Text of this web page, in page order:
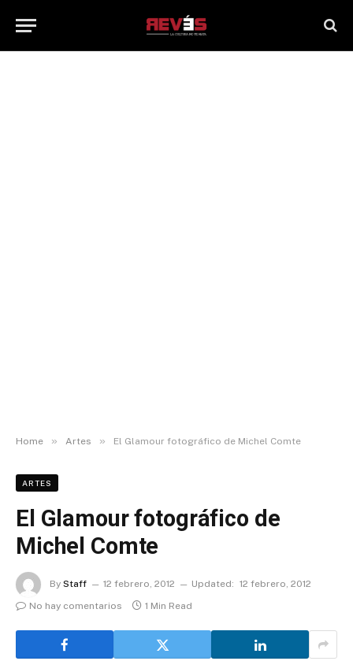
Home » Artes » El Glamour fotográfico de Michel Comte
ARTES
El Glamour fotográfico de
Michel Comte
By Staff 12 febrero, 2012 Updated: 12 febrero, 2012
No hay comentarios
1 Min Read